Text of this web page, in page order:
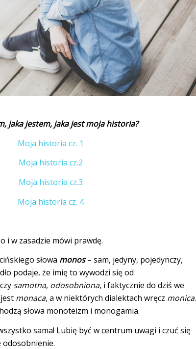
jaka jestem, jaka jest moja historia?
Moja historia cz. 1
Moja historia cz.2
Moja historia cz.3
Moja historia cz. 4
i w zasadzie mówi prawdę.
słowa monos– sam, jedyny, pojedynczy,
podaje, że imię to wywodzi się od
samotna, odosobniona, i faktycznie do dziś we
monaca, a w niektórych dialektach wręcz monica.
słowa monoteizm i monogamia.
sama! Lubię być w centrum uwagi i czuć się
odosobnienie.